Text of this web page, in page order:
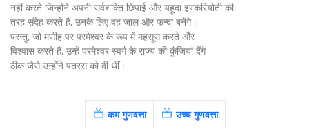
नहीं करते जिन्होंने अपनी सर्वशक्ति छिपाई और यहूदा इस्करियोती की
तरह संदेह करते हैं, उनके लिए वह जाल और फन्दा बनेंगे।
परन्तु, जो मसीह पर परमेश्वर के रूप में महसूस करते और
विश्वास करते हैं, उन्हें परमेश्वर स्वर्ग के राज्य की कुंजियां देंगे
ठीक जैसे उन्होंने पतरस को दी थीं।
कम गुणवत्ता उच्च गुणवत्ता